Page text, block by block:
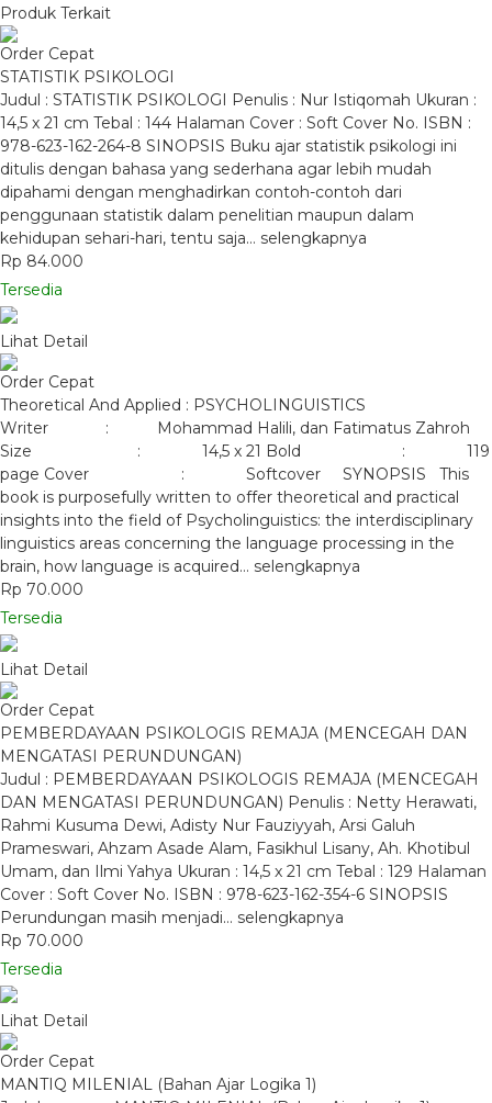
Produk Terkait
Order Cepat
STATISTIK PSIKOLOGI
Judul : STATISTIK PSIKOLOGI Penulis : Nur Istiqomah Ukuran :
14,5 x 21 cm Tebal : 144 Halaman Cover : Soft Cover No. ISBN :
978-623-162-264-8 SINOPSIS Buku ajar statistik psikologi ini
ditulis dengan bahasa yang sederhana agar lebih mudah
dipahami dengan menghadirkan contoh-contoh dari
penggunaan statistik dalam penelitian maupun dalam
kehidupan sehari-hari, tentu saja… selengkapnya
Rp 84.000
Tersedia
Lihat Detail
Order Cepat
Theoretical And Applied : PSYCHOLINGUISTICS
Writer : Mohammad Halili, dan Fatimatus Zahroh
Size : 14,5 x 21 Bold : 119
page Cover : Softcover SYNOPSIS This
book is purposefully written to offer theoretical and practical
insights into the field of Psycholinguistics: the interdisciplinary
linguistics areas concerning the language processing in the
brain, how language is acquired… selengkapnya
Rp 70.000
Tersedia
Lihat Detail
Order Cepat
PEMBERDAYAAN PSIKOLOGIS REMAJA (MENCEGAH DAN
MENGATASI PERUNDUNGAN)
Judul : PEMBERDAYAAN PSIKOLOGIS REMAJA (MENCEGAH
DAN MENGATASI PERUNDUNGAN) Penulis : Netty Herawati,
Rahmi Kusuma Dewi, Adisty Nur Fauziyyah, Arsi Galuh
Prameswari, Ahzam Asade Alam, Fasikhul Lisany, Ah. Khotibul
Umam, dan Ilmi Yahya Ukuran : 14,5 x 21 cm Tebal : 129 Halaman
Cover : Soft Cover No. ISBN : 978-623-162-354-6 SINOPSIS
Perundungan masih menjadi… selengkapnya
Rp 70.000
Tersedia
Lihat Detail
Order Cepat
MANTIQ MILENIAL (Bahan Ajar Logika 1)